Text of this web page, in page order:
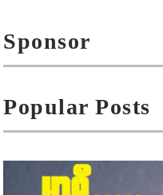
Sponsor
Popular Posts